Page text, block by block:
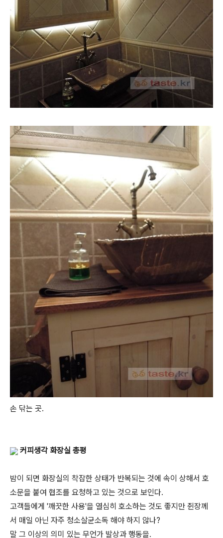
손 닦는 곳.
커피생각 화장실 총평
밤이 되면 화장실의 착잡한 상태가 반복되는 것에 속이 상해서 호
소문을 붙여 협조를 요청하고 있는 것으로 보인다.
고객들에게 '깨끗한 사용'을 열심히 호소하는 것도 좋지만 쥔장께
서 매일 아닌 자주 청소살균소독 해야 하지 않나?
말 그 이상의 의미 있는 무언가 발상과 행동을.